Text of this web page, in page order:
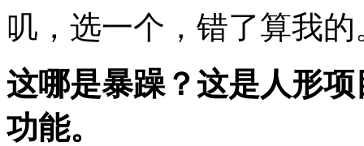
叽，选一个，错了算我的
这哪是暴躁？这是人形
功能。